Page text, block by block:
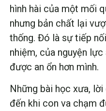
hình hài của một mối
nhưng bản chất lại
thống. Đó là sự tiếp
nhiệm, của nguyện
được an ổn hơn mình.
Những bài học xưa, lời
đến khi con va chạm